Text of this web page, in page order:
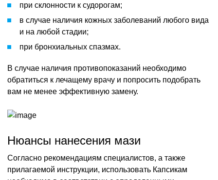
при склонности к судорогам;
в случае наличия кожных заболеваний любого вида
и на любой стадии;
при бронхиальных спазмах.
В случае наличия противопоказаний необходимо
обратиться к лечащему врачу и попросить подобрать
вам не менее эффективную замену.
Нюансы нанесения мази
Согласно рекомендациям специалистов, а также
прилагаемой инструкции, использовать Капсикам